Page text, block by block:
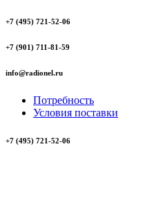
+7 (495) 721-52-06
+7 (901) 711-81-59
info@radionel.ru
Потребность
Условия поставки
+7 (495) 721-52-06